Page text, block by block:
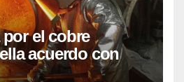
el cobre
acuerdo con
proyecto